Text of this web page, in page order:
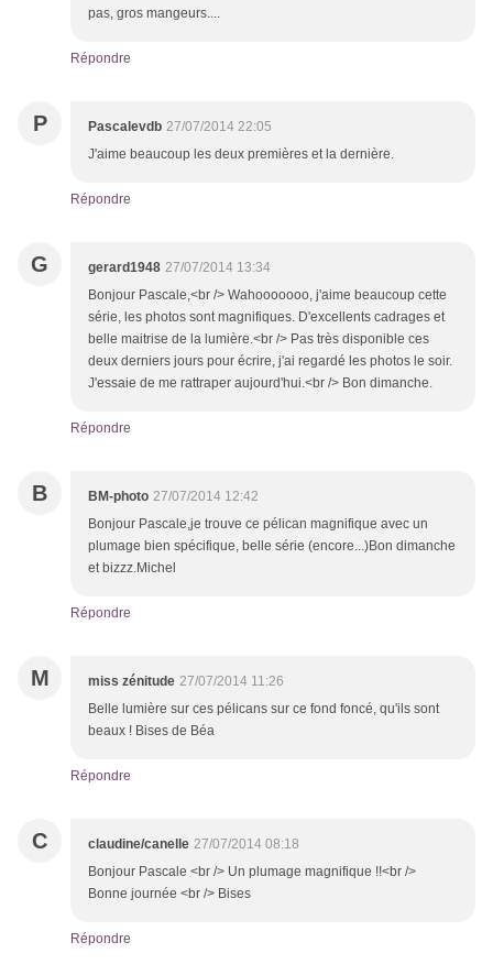
pas, gros mangeurs....
Répondre
P Pascalevdb 27/07/2014 22:05
J'aime beaucoup les deux premières et la dernière.
Répondre
G gerard1948 27/07/2014 13:34
Bonjour Pascale,<br /> Wahooooooo, j'aime beaucoup cette
série, les photos sont magnifiques. D'excellents cadrages et
belle maitrise de la lumière.<br /> Pas très disponible ces
deux derniers jours pour écrire, j'ai regardé les photos le soir.
J'essaie de me rattraper aujourd'hui.<br /> Bon dimanche.
Répondre
B BM-photo 27/07/2014 12:42
Bonjour Pascale,je trouve ce pélican magnifique avec un
plumage bien spécifique, belle série (encore...)Bon dimanche
et bizzz.Michel
Répondre
M miss zénitude 27/07/2014 11:26
Belle lumière sur ces pélicans sur ce fond foncé, qu'ils sont
beaux ! Bises de Béa
Répondre
C claudine/canelle 27/07/2014 08:18
Bonjour Pascale <br /> Un plumage magnifique !!<br />
Bonne journée <br /> Bises
Répondre